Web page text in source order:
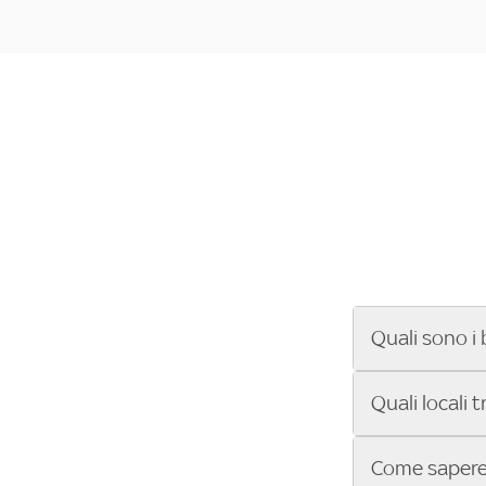
Quali sono i
Se cerchi un
ENILIVE, la
Sky Bar ti
Quali locali
Vuoi sapere
Come